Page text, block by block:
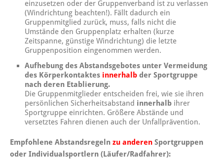
einzusetzen oder der Gruppenverband ist zu verlassen
(Windrichtung beachten!). Fällt dadurch ein
Gruppenmitglied zurück, muss, falls nicht die
Umstände den Gruppenplatz erhalten (kurze
Zeitspanne, günstige Windrichtung) die letzte
Gruppenposition eingenommen werden.
Aufhebung des Abstandsgebotes unter Vermeidung
des Körperkontaktes innerhalb der Sportgruppe
nach deren Etablierung.
Die Gruppenmitglieder entscheiden frei, wie sie ihren
persönlichen Sicherheitsabstand innerhalb ihrer
Sportgruppe einrichten. Größere Abstände und
versetztes Fahren dienen auch der Unfallprävention.
Empfohlene Abstandsregeln zu anderen Sportgruppen
oder Individualsportlern (Läufer/Radfahrer):